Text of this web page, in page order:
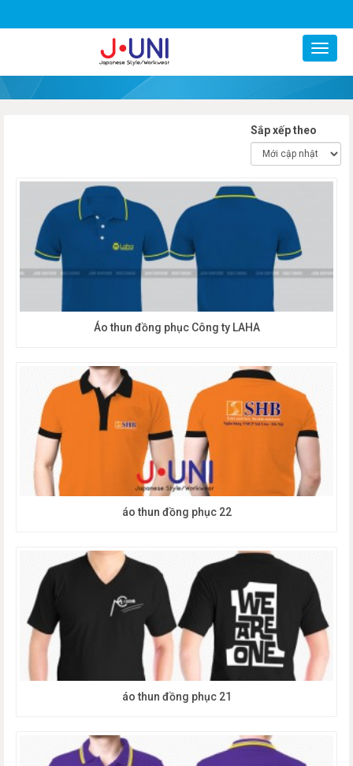
Sắp xếp theo
Áo thun đồng phục Công ty LAHA
áo thun đồng phục 22
áo thun đồng phục 21